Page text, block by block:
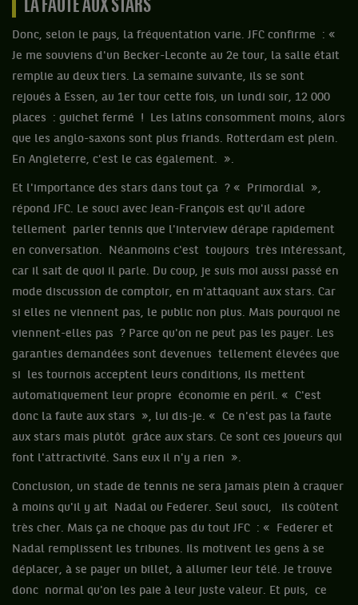
LA FAUTE AUX STARS
Donc, selon le pays, la fréquentation varie. JFC confirme : «
Je me souviens d'un Becker-Leconte au 2e tour, la salle était
remplie au deux tiers. La semaine suivante, ils se sont
rejoués à Essen, au 1er tour cette fois, un lundi soir, 12 000
places : guichet fermé ! Les latins consomment moins, alors
que les anglo-saxons sont plus friands. Rotterdam est plein.
En Angleterre, c'est le cas également. ».
Et l'importance des stars dans tout ça ? « Primordial »,
répond JFC. Le souci avec Jean-François est qu'il adore
tellement parler tennis que l'interview dérape rapidement
en conversation. Néanmoins c'est toujours très intéressant,
car il sait de quoi il parle. Du coup, je suis moi aussi passé en
mode discussion de comptoir, en m'attaquant aux stars. Car
si elles ne viennent pas, le public non plus. Mais pourquoi ne
viennent-elles pas ? Parce qu'on ne peut pas les payer. Les
garanties demandées sont devenues tellement élevées que
si les tournois acceptent leurs conditions, ils mettent
automatiquement leur propre économie en péril. « C'est
donc la faute aux stars », lui dis-je. « Ce n'est pas la faute
aux stars mais plutôt grâce aux stars. Ce sont ces joueurs qui
font l'attractivité. Sans eux il n'y a rien ».
Conclusion, un stade de tennis ne sera jamais plein à craquer
à moins qu'il y ait Nadal ou Federer. Seul souci,
ils coûtent
très cher. Mais ça ne choque pas du tout JFC : « Federer et
Nadal remplissent les tribunes. Ils motivent les gens à se
déplacer, à se payer un billet, à allumer leur télé. Je trouve
donc normal qu'on les paie à leur juste valeur. Et puis, ce